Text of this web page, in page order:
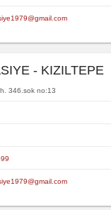
- KIZILTEPE
346.sok no:13